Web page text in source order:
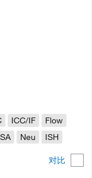
对比
ICC/IF
Flow
Neu ISH